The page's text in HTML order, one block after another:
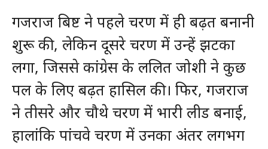
गजराज बिष्ट ने पहले चरण में ही बढ़त बनानी
शुरू की, लेकिन दूसरे चरण में उन्हें झटका
लगा, जिससे कांग्रेस के ललित जोशी ने कुछ
पल के लिए बढ़त हासिल की। फिर, गजराज
ने तीसरे और चौथे चरण में भारी लीड बनाई,
हालांकि पांचवे चरण में उनका अंतर लगभग